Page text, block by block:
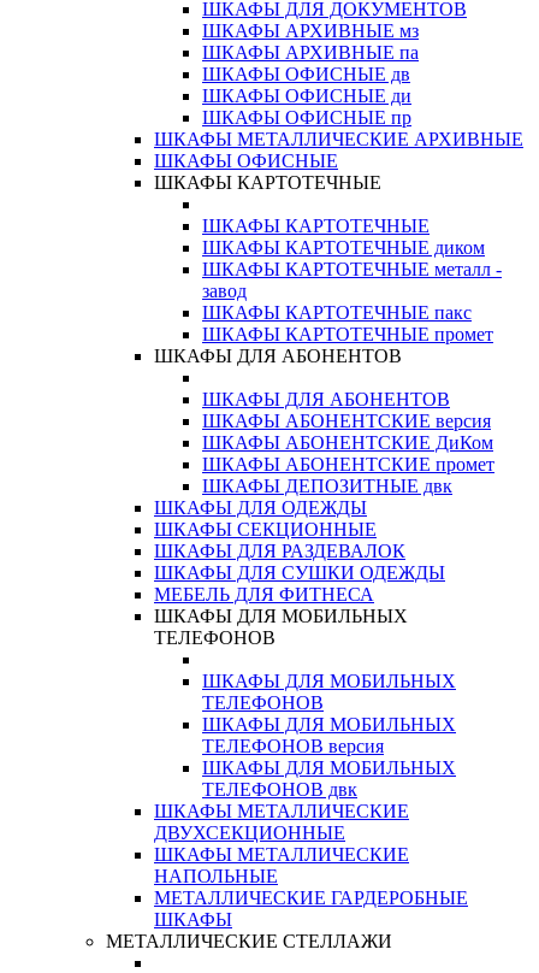
ШКАФЫ ДЛЯ ДОКУМЕНТОВ
ШКАФЫ АРХИВНЫЕ мз
ШКАФЫ АРХИВНЫЕ па
ШКАФЫ ОФИСНЫЕ дв
ШКАФЫ ОФИСНЫЕ ди
ШКАФЫ ОФИСНЫЕ пр
ШКАФЫ МЕТАЛЛИЧЕСКИЕ АРХИВНЫЕ
ШКАФЫ ОФИСНЫЕ
ШКАФЫ КАРТОТЕЧНЫЕ
ШКАФЫ КАРТОТЕЧНЫЕ
ШКАФЫ КАРТОТЕЧНЫЕ диком
ШКАФЫ КАРТОТЕЧНЫЕ металл -
завод
ШКАФЫ КАРТОТЕЧНЫЕ пакс
ШКАФЫ КАРТОТЕЧНЫЕ промет
ШКАФЫ ДЛЯ АБОНЕНТОВ
ШКАФЫ ДЛЯ АБОНЕНТОВ
ШКАФЫ АБОНЕНТСКИЕ версия
ШКАФЫ АБОНЕНТСКИЕ ДиКом
ШКАФЫ АБОНЕНТСКИЕ промет
ШКАФЫ ДЕПОЗИТНЫЕ двк
ШКАФЫ ДЛЯ ОДЕЖДЫ
ШКАФЫ СЕКЦИОННЫЕ
ШКАФЫ ДЛЯ РАЗДЕВАЛОК
ШКАФЫ ДЛЯ СУШКИ ОДЕЖДЫ
МЕБЕЛЬ ДЛЯ ФИТНЕСА
ШКАФЫ ДЛЯ МОБИЛЬНЫХ
ТЕЛЕФОНОВ
ШКАФЫ ДЛЯ МОБИЛЬНЫХ
ТЕЛЕФОНОВ
ШКАФЫ ДЛЯ МОБИЛЬНЫХ
ТЕЛЕФОНОВ версия
ШКАФЫ ДЛЯ МОБИЛЬНЫХ
ТЕЛЕФОНОВ двк
ШКАФЫ МЕТАЛЛИЧЕСКИЕ
ДВУХСЕКЦИОННЫЕ
ШКАФЫ МЕТАЛЛИЧЕСКИЕ
НАПОЛЬНЫЕ
МЕТАЛЛИЧЕСКИЕ ГАРДЕРОБНЫЕ
ШКАФЫ
МЕТАЛЛИЧЕСКИЕ СТЕЛЛАЖИ